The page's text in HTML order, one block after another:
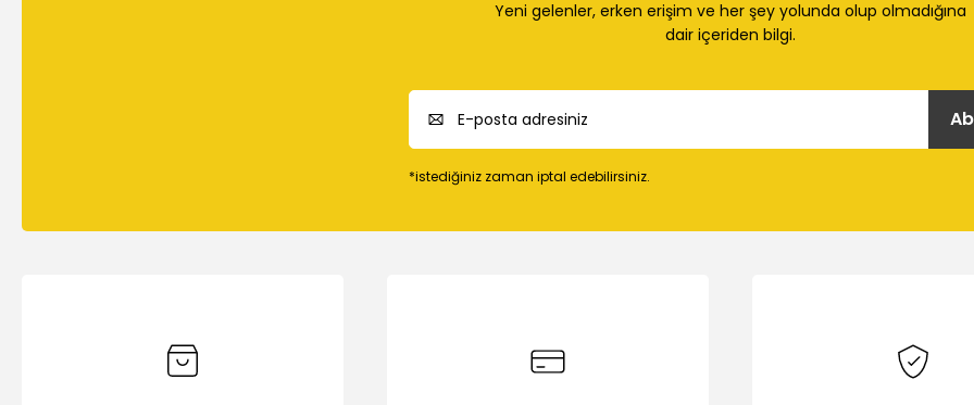
Yeni gelenler, erken erişim ve her şey yolunda olup olmadığına
dair içeriden bilgi.
*istediğiniz zaman iptal edebilirsiniz.